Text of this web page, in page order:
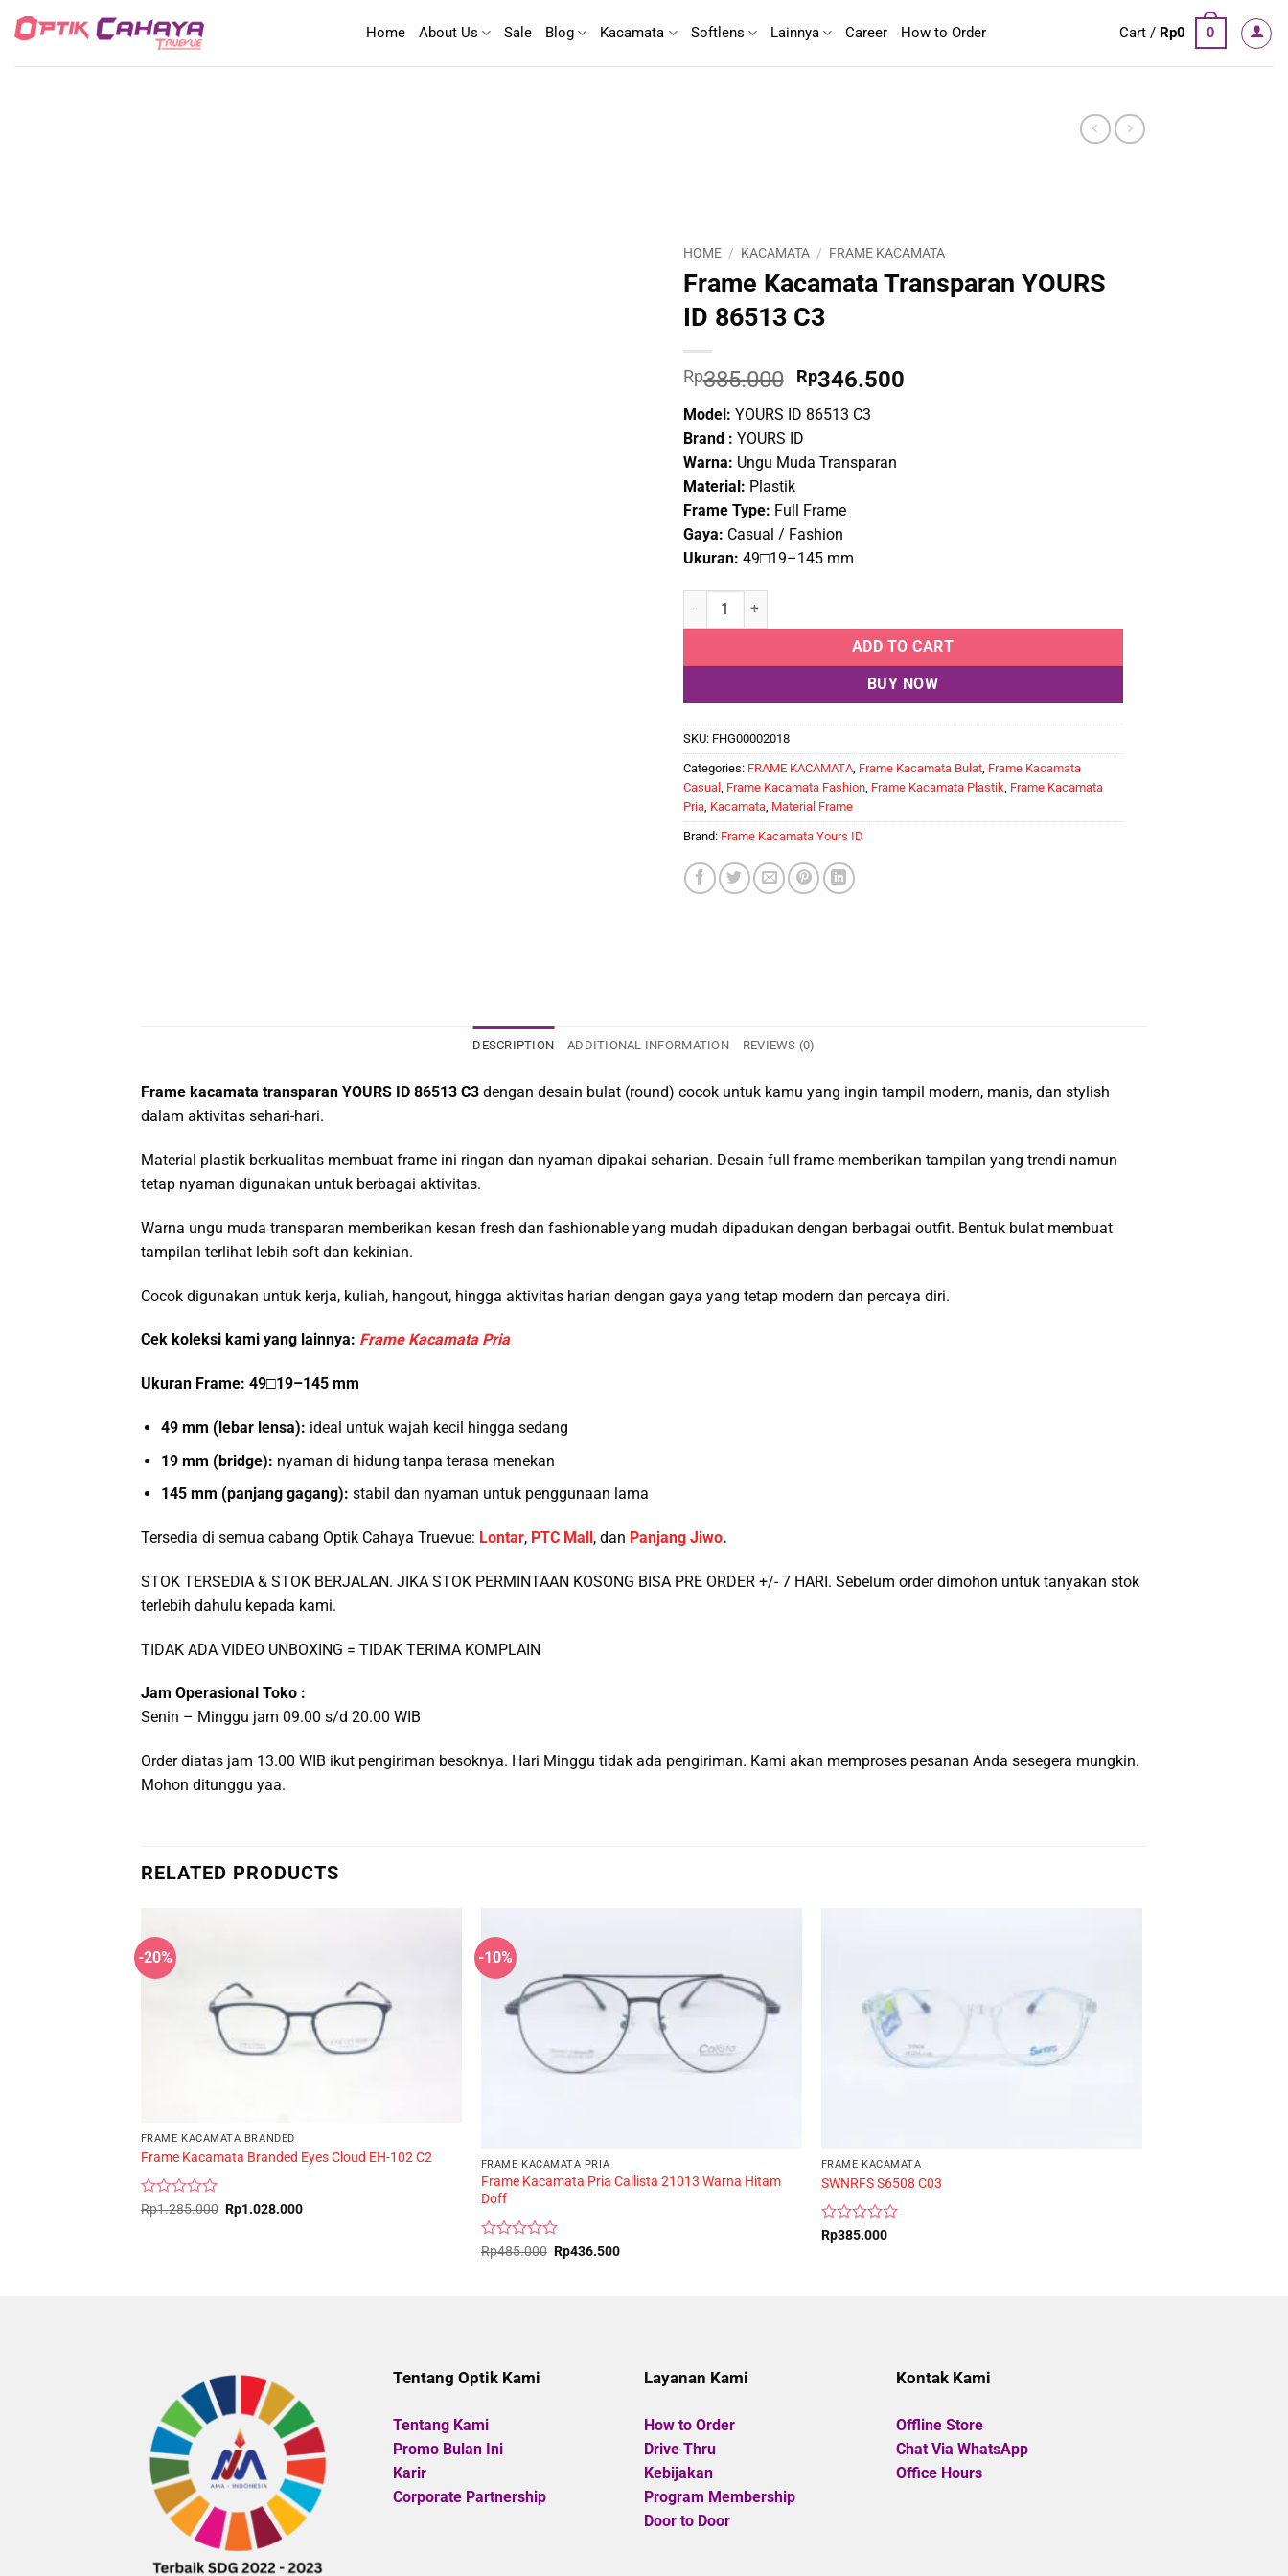
Home About Us Sale Blog Kacamata Softlens Lainnya Career How to Order Cart / Rp0 0
HOME / KACAMATA / FRAME KACAMATA
Frame Kacamata Transparan YOURS
ID 86513 C3
Rp385.000 Original
price
was:
Rp385.000.
Rp346.500Current
Model: YOURS ID 86513 C3
Brand : YOURS ID
Warna: Ungu Muda Transparan
Material: Plastik
Frame Type: Full Frame
Gaya: Casual / Fashion
Ukuran: 49□19–145 mm
Frame Kacamata Transparan YOURS ID 86513 C3 quantity
ADD TO CART
BUY NOW
SKU: FHG00002018
Categories: FRAME KACAMATA, Frame Kacamata Bulat, Frame Kacamata
Casual, Frame Kacamata Fashion, Frame Kacamata Plastik Frame Kacamata
Pria, Kacamata, Material Frame
Brand: Frame Kacamata Yours ID
DESCRIPTION ADDITIONAL INFORMATION REVIEWS (0)
Frame kacamata transparan YOURS ID 86513 C3 dengan desain bulat (round) cocok untuk kamu yang ingin tampil modern, manis, dan stylish
dalam aktivitas sehari-hari.
Material plastik berkualitas membuat frame ini ringan dan nyaman dipakai seharian. Desain full frame memberikan tampilan yang trendi namun
tetap nyaman digunakan untuk berbagai aktivitas.
Warna ungu muda transparan memberikan kesan fresh dan fashionable yang mudah dipadukan dengan berbagai outfit. Bentuk bulat membuat
tampilan terlihat lebih soft dan kekinian.
Cocok digunakan untuk kerja, kuliah, hangout, hingga aktivitas harian dengan gaya yang tetap modern dan percaya diri.
Cek koleksi kami yang lainnya: Frame Kacamata Pria
Ukuran Frame: 49□19–145 mm
49 mm (lebar lensa): ideal untuk wajah kecil hingga sedang
19 mm (bridge): nyaman di hidung tanpa terasa menekan
145 mm (panjang gagang): stabil dan nyaman untuk penggunaan lama
Tersedia di semua cabang Optik Cahaya Truevue: Lontar, PTC Mall, dan Panjang Jiwo.
STOK TERSEDIA & STOK BERJALAN. JIKA STOK PERMINTAAN KOSONG BISA PRE ORDER +/- 7 HARI. Sebelum order dimohon untuk tanyakan stok
terlebih dahulu kepada kami.
TIDAK ADA VIDEO UNBOXING = TIDAK TERIMA KOMPLAIN
Jam Operasional Toko :
Senin – Minggu jam 09.00 s/d 20.00 WIB
Order diatas jam 13.00 WIB ikut pengiriman besoknya. Hari Minggu tidak ada pengiriman. Kami akan memproses pesanan Anda sesegera mungkin.
Mohon ditunggu yaa.
RELATED PRODUCTS
-20%
FRAME KACAMATA BRANDED
Frame Kacamata Branded Eyes Cloud EH-102 C2
Rated
Rp1.285.000 Original
price
Rp1.028.000Current
-10%
FRAME KACAMATA PRIA
Frame Kacamata Pria Callista 21013 Warna Hitam
Doff
Rated
Rp485.000 Original
price
Rp436.500Current
FRAME KACAMATA
SWNRFS S6508 C03
Rated
Rp385.000
Tentang Optik Kami
Tentang Kami
Promo Bulan Ini
Karir
Corporate Partnership
Layanan Kami
How to Order
Drive Thru
Kebijakan
Program Membership
Door to Door
Kontak Kami
Offline Store
Chat Via WhatsApp
Office Hours